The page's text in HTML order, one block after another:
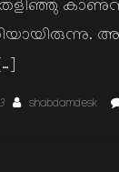
Author
shabdamdesk